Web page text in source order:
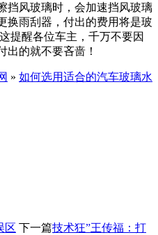
挡风玻璃时，会加速挡风玻璃
换雨刮器，付出的费用将是玻
提醒各位车主，千万不要因
出的就不要吝啬！
» 如何选用适合的汽车玻璃水
区 下一篇技术狂”王传福：打